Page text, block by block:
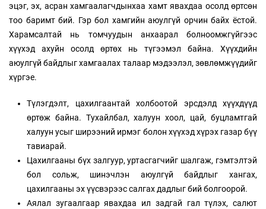
эцэг, эх, асран хамгаалагчдынхаа хамт явахдаа осолд өртсөн
тоо баримт бий. Гэр бол хамгийн аюулгүй орчин байх ёстой.
Харамсалтай нь томчуудын анхаарал болноомжгүйгээс
хүүхэд ахуйн осолд өртөх нь түгээмэл байна. Хүүхдийн
аюулгүй байдлыг хамгаалах талаар мэдээлэл, зөвлөмжүүдийг
хүргэе.
Түлэгдэлт, цахилгаантай холбоотой эрсдэлд хүүхдүүд
өртөж байна. Тухайлбал, халуун хоол, цай, буцламтгай
халуун усыг ширээний ирмэг болон хүүхэд хүрэх газар бүү
тавиарай.
Цахилгааны бүх залгуур, уртасгагчийг шалгаж, гэмтэлтэй
бол сольж, шинэчлэн аюулгүй байдлыг хангах,
цахилгааны эх үүсвэрээс салгах дадлыг бий болгоорой.
Аялал зугаалгаар явахдаа ил задгай гал түлэх, салют